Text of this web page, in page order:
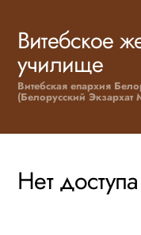
content
Витебское
училище
Витебская епархия
(Белорусский Экзархат
Нет доступа